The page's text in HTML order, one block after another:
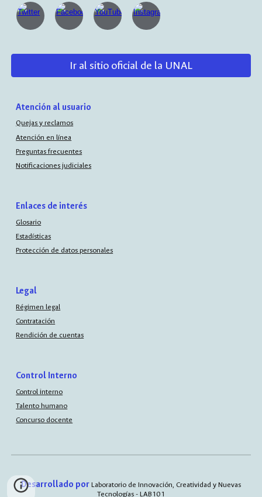
Ir al sitio oficial de la UNAL
Atención al usuario
Quejas y reclamos
Atención en línea
Preguntas frecuentes
Notificaciones judiciales
Enlaces de interés
Glosario
Estadísticas
Protección de datos personales
Legal
Régimen legal
Contratación
Rendición de cuentas
Control Interno
Control interno
Talento humano
Concurso docente
Desarrollado porLaboratorio de Innovación, Creatividad y Nuevas
Tecnologías - LAB101